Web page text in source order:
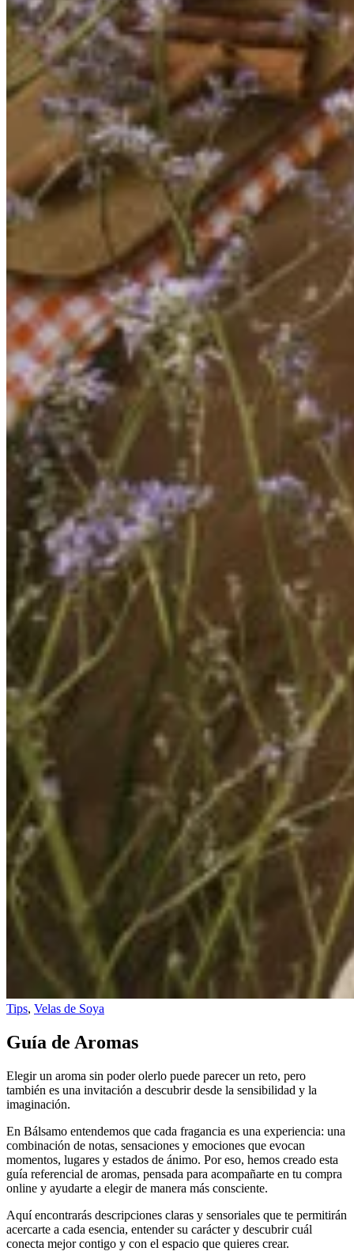
Tips, Velas de Soya
Guía de Aromas
Elegir un aroma sin poder olerlo puede parecer un reto, pero
también es una invitación a descubrir desde la sensibilidad y la
imaginación.
En Bálsamo entendemos que cada fragancia es una experiencia: una
combinación de notas, sensaciones y emociones que evocan
momentos, lugares y estados de ánimo. Por eso, hemos creado esta
guía referencial de aromas, pensada para acompañarte en tu compra
online y ayudarte a elegir de manera más consciente.
Aquí encontrarás descripciones claras y sensoriales que te permitirán
acercarte a cada esencia, entender su carácter y descubrir cuál
conecta mejor contigo y con el espacio que quieres crear.